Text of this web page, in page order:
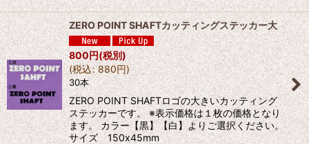
ZERO POINT SHAFTカッティングステッカー大
800円(税別)
(税込: 880円)
30本
ZERO POINT SHAFTロゴの大きいカッティング
ステッカーです。 ※表示価格は１枚の価格となり
ます。 カラー【黒】【白】よりご選択ください。
サイズ 150x45mm